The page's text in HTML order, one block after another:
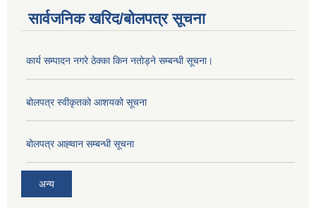
सार्वजनिक खरिद/बोलपत्र सूचना
कार्य सम्पादन नगरे ठेक्का किन नतोड्ने सम्बन्धी सूचना।
बोलपत्र स्वीकृतको आशयको सूचना
बोलपत्र आह्‍वान सम्बन्धी सूचना
अन्य